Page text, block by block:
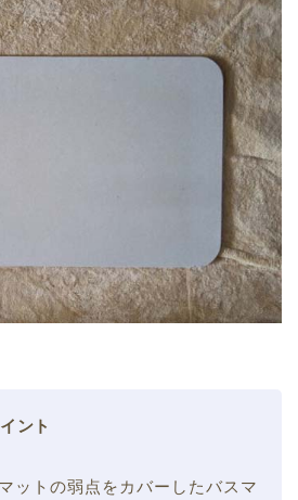
ント
ットの弱点をカバーしたバスマ